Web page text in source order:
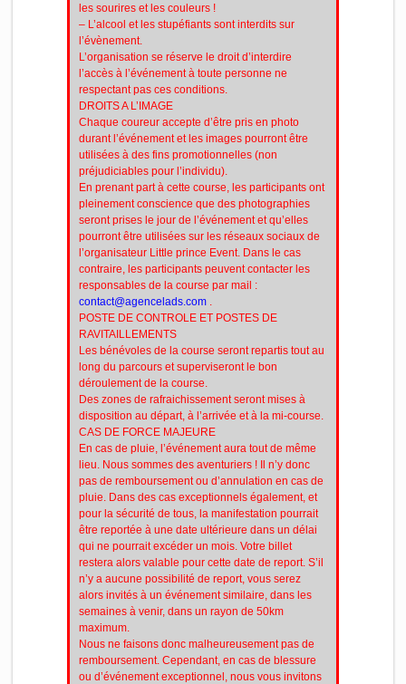
les sourires et les couleurs !
– L’alcool et les stupéfiants sont interdits sur
l’évènement.
L’organisation se réserve le droit d’interdire
l’accès à l’événement à toute personne ne
respectant pas ces conditions.
DROITS A L’IMAGE
Chaque coureur accepte d’être pris en photo
durant l’événement et les images pourront être
utilisées à des fins promotionnelles (non
préjudiciables pour l’individu).
En prenant part à cette course, les participants ont
pleinement conscience que des photographies
seront prises le jour de l’événement et qu’elles
pourront être utilisées sur les réseaux sociaux de
l’organisateur Little prince Event. Dans le cas
contraire, les participants peuvent contacter les
responsables de la course par mail :
contact@agencelads.com .
POSTE DE CONTROLE ET POSTES DE
RAVITAILLEMENTS
Les bénévoles de la course seront repartis tout au
long du parcours et superviseront le bon
déroulement de la course.
Des zones de rafraichissement seront mises à
disposition au départ, à l’arrivée et à la mi-course.
CAS DE FORCE MAJEURE
En cas de pluie, l’événement aura tout de même
lieu. Nous sommes des aventuriers ! Il n’y donc
pas de remboursement ou d’annulation en cas de
pluie. Dans des cas exceptionnels également, et
pour la sécurité de tous, la manifestation pourrait
être reportée à une date ultérieure dans un délai
qui ne pourrait excéder un mois. Votre billet
restera alors valable pour cette date de report. S’il
n’y a aucune possibilité de report, vous serez
alors invités à un événement similaire, dans les
semaines à venir, dans un rayon de 50km
maximum.
Nous ne faisons donc malheureusement pas de
remboursement. Cependant, en cas de blessure
ou d’événement exceptionnel, nous vous invitons